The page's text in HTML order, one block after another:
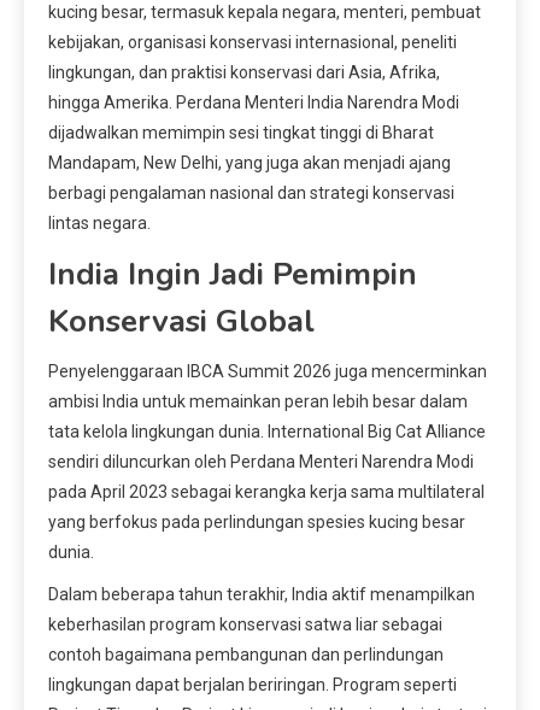
kucing besar, termasuk kepala negara, menteri, pembuat
kebijakan, organisasi konservasi internasional, peneliti
lingkungan, dan praktisi konservasi dari Asia, Afrika,
hingga Amerika. Perdana Menteri India Narendra Modi
dijadwalkan memimpin sesi tingkat tinggi di Bharat
Mandapam, New Delhi, yang juga akan menjadi ajang
berbagi pengalaman nasional dan strategi konservasi
lintas negara.
India Ingin Jadi Pemimpin
Konservasi Global
Penyelenggaraan IBCA Summit 2026 juga mencerminkan
ambisi India untuk memainkan peran lebih besar dalam
tata kelola lingkungan dunia. International Big Cat Alliance
sendiri diluncurkan oleh Perdana Menteri Narendra Modi
pada April 2023 sebagai kerangka kerja sama multilateral
yang berfokus pada perlindungan spesies kucing besar
dunia.
Dalam beberapa tahun terakhir, India aktif menampilkan
keberhasilan program konservasi satwa liar sebagai
contoh bagaimana pembangunan dan perlindungan
lingkungan dapat berjalan beriringan. Program seperti